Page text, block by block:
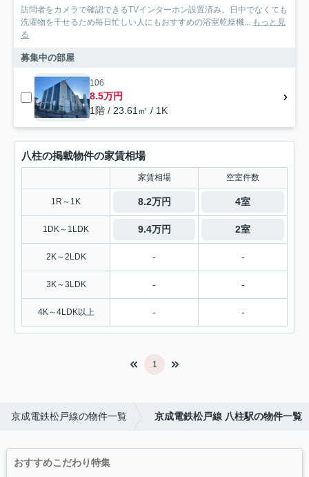
訪問者をカメラで確認できるTVインターホン設置済み。日中でなくても
洗濯物を干せるため毎日忙しい人にもおすすめの浴室乾燥機... もっと見
る
募集中の部屋
106
8.5万円
1階 / 23.61㎡ / 1K
八柱の掲載物件の家賃相場
家賃相場 空室件数
1R～1K 8.2万円 4室
1DK～1LDK 9.4万円 2室
2K～2LDK - -
3K～3LDK - -
4K～4LDK以上 - -
1
京成電鉄松戸線の物件一覧 京成電鉄松戸線 八柱駅の物件一覧
おすすめこだわり特集